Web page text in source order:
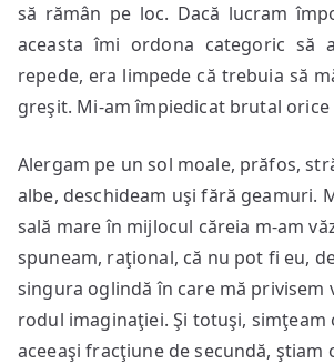
să rămân pe loc. Dacă lucram
aceasta îmi ordona categoric să
repede, era limpede că trebuia să
greşit. Mi-am împiedicat brutal orice
Alergam pe un sol moale, prăfos,
albe, deschideam uşi fără geamuri.
sală mare în mijlocul căreia m-am
spuneam, raţional, că nu pot fi eu,
singura oglindă în care mă privisem
rodul imaginaţiei. Şi totuşi, simţeam
aceeaşi fracţiune de secundă, ştiam